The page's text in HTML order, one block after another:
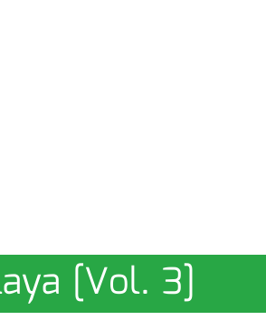
[Vol. 3]